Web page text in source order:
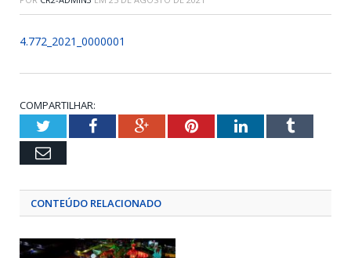
4.772_2021_0000001
COMPARTILHAR:
TwitterFacebookGoogle+PinterestLinkedInTumblr
Email
CONTEÚDO RELACIONADO